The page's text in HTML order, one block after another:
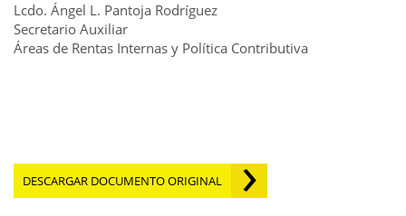
Lcdo. Ángel L. Pantoja Rodríguez
Secretario Auxiliar
Áreas de Rentas Internas y Política Contributiva
DESCARGAR DOCUMENTO ORIGINAL